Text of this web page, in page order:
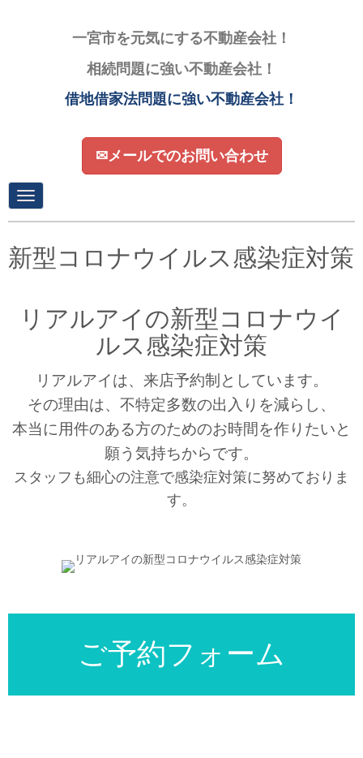
一宮市を元気にする不動産会社！
相続問題に強い不動産会社！
借地借家法問題に強い不動産会社！
✉メールでのお問い合わせ
N
a
v
g
t
n
新型コロナウイルス感染症対策
リアルアイの新型コロナウイ
ルス感染症対策
リアルアイは、来店予約制としています。
その理由は、不特定多数の出入りを減らし、
本当に用件のある方のためのお時間を作りたいと
願う気持ちからです。
スタッフも細心の注意で感染症対策に努めておりま
す。
ご予約フォーム